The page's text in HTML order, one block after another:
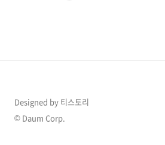
Designed by 티스토리
© Daum Corp.